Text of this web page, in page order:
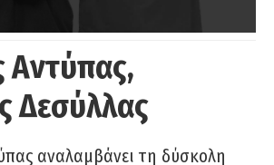
Αντύπας,
Δεσύλλας
αναλαμβάνει τη δύσκολη